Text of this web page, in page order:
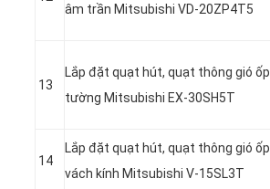
âm trần Mitsubishi VD-20ZP4T5
13
Lắp đặt quạt hút, quạt thông gió ốp
tường Mitsubishi EX-30SH5T
14
Lắp đặt quạt hút, quạt thông gió ốp
vách kính Mitsubishi V-15SL3T